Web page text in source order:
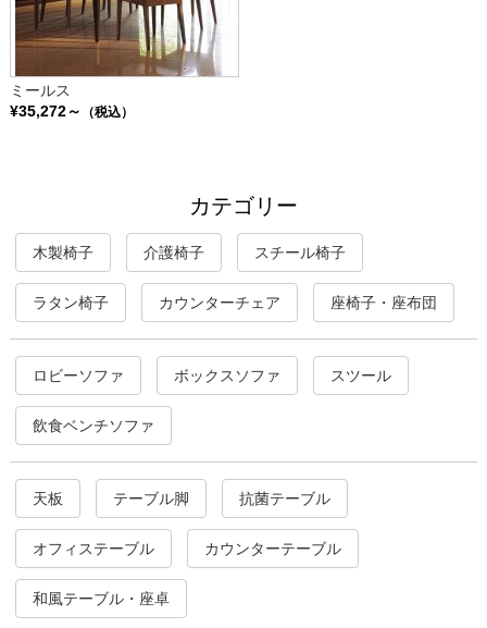
ミールス
¥35,272～
（税込）
カテゴリー
木製椅子 介護椅子 スチール椅子
ラタン椅子 カウンターチェア 座椅子・座布団
ロビーソファ ボックスソファ スツール
飲食ベンチソファ
天板 テーブル脚 抗菌テーブル
オフィステーブル カウンターテーブル
和風テーブル・座卓